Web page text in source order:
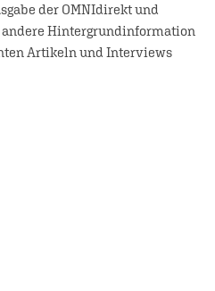
der OMNIdirekt und
Hintergrundinformation
Artikeln und Interviews